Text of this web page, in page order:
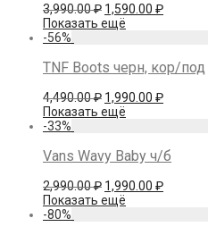
3,990.00₽ Первоначальная
цена
1,590.00 ₽Текущая
Показать ещё
-56%
TNF Boots черн, кор/под
4,490.00₽ Первоначальная
цена
1,990.00 ₽Текущая
Показать ещё
-33%
Vans Wavy Baby ч/б
2,990.00₽ Первоначальная
цена
1,990.00 ₽Текущая
Показать ещё
-80%